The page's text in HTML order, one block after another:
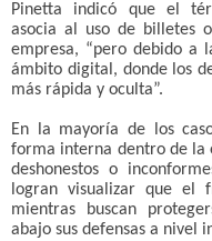
Pinetta indicó que el
asocia al uso de billetes
empresa, “pero debido a
ámbito digital, donde los
más rápida y oculta”.
En la mayoría de los
forma interna dentro de la
deshonestos o
logran visualizar que el
mientras buscan
abajo sus defensas a nivel